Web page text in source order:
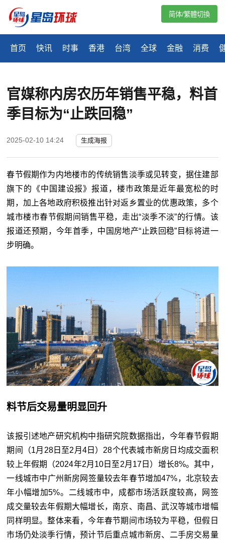
首页 快讯 时事 香港 台湾 全球 金融 消费
简体/繁體切換
官媒称内房农历年销售平稳，料首
季目标为“止跌回稳”
2025-02-10 14:24 生成海报
春节假期作为内地楼市的传统销售淡季或见转变，据住建部
旗下的《中国建设报》报道，楼市政策是近年最宽松的时
期，加上各地政府积极推出针对返乡置业的优惠政策，多个
城市楼市春节假期间销售平稳，走出“淡季不淡”的行情。该
报道还预期，今年首季，中国房地产“ 止跌回稳” 目标将进一
步明确。
料节后交易量明显回升
该报引述地产研究机构中指研究院数据指出，今年春节假期
期间（1月28日至2月4日）28个代表城市新房日均成交面积
较上年假期（2024年2月10日至2月17日）增长8%。其中，
一线城市中广州新房网签量较去年春节增加47%，北京较去
年小幅增加5%。二线城市中，成都市场活跃度较高，网签
成交量较去年假期大幅增长，南京、南昌、武汉等城市增幅
同样明显。整体来看，今年春节期间市场较为平稳，但假日
市场仍处淡季行情，预计节后重点城市新房、二手房交易量